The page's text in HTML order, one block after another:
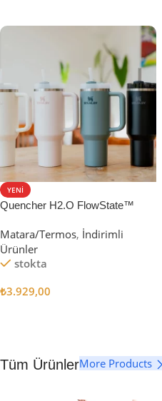
YENI
Quencher H2.O FlowState™
Matara/Termos, İndirimli
Ürünler
stokta
₺3.929,00
Tüm ÜrünlerMore Products